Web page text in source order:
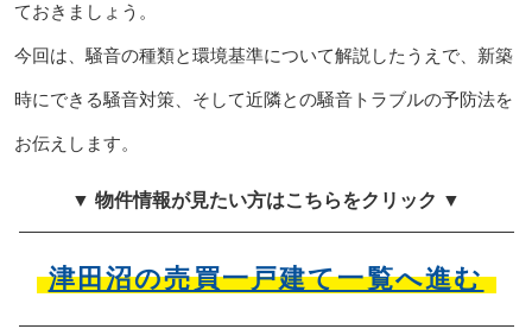
ておきましょう。
今回は、騒音の種類と環境基準について解説したうえで、新築
時にできる騒音対策、そして近隣との騒音トラブルの予防法を
お伝えします。
▼ 物件情報が見たい方はこちらをクリック ▼
津田沼の売買一戸建て一覧へ進む